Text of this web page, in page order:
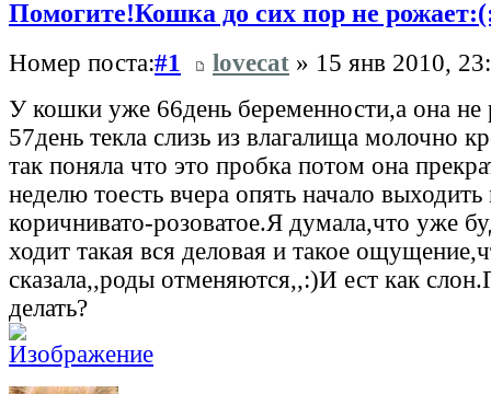
Помогите!Кошка до сих пор не
Номер поста:#1 lovecat » 15 янв 2010,
У кошки уже 66день беременности,а она не
57день текла слизь из влагалища молочно
так поняла что это пробка потом она
неделю тоесть вчера опять начало
коричнивато-розоватое.Я думала,что уже
ходит такая вся деловая и такое
сказала,,роды отменяются,,:)И ест как
делать?